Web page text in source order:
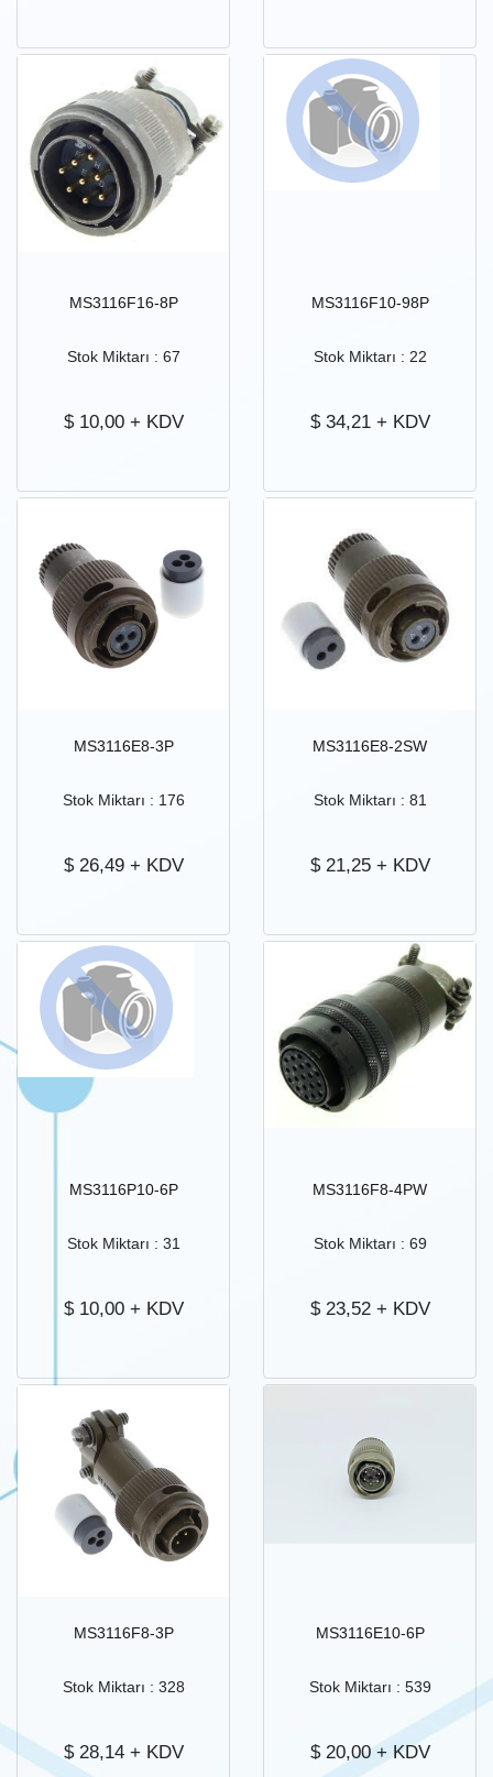
MS3116F16-8P
Stok Miktarı : 67
$ 10,00+ KDV
MS3116F10-98P
Stok Miktarı : 22
$ 34,21+ KDV
MS3116E8-3P
Stok Miktarı : 176
$ 26,49+ KDV
MS3116E8-2SW
Stok Miktarı : 81
$ 21,25+ KDV
MS3116P10-6P
Stok Miktarı : 31
$ 10,00+ KDV
MS3116F8-4PW
Stok Miktarı : 69
$ 23,52+ KDV
MS3116F8-3P
Stok Miktarı : 328
$ 28,14+ KDV
MS3116E10-6P
Stok Miktarı : 539
$ 20,00+ KDV